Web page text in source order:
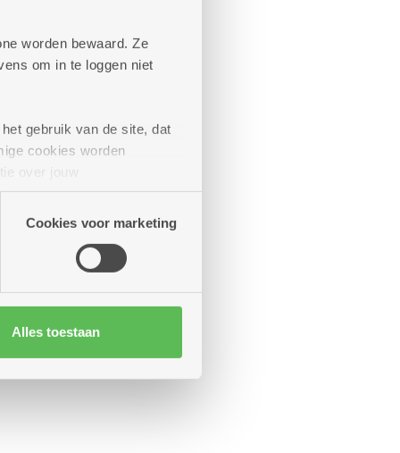
worden bewaard. Ze
om in te loggen niet
gebruik van de site, dat
cookies worden
kunnen deze gegevens
Cookies voor marketing
Alles toestaan